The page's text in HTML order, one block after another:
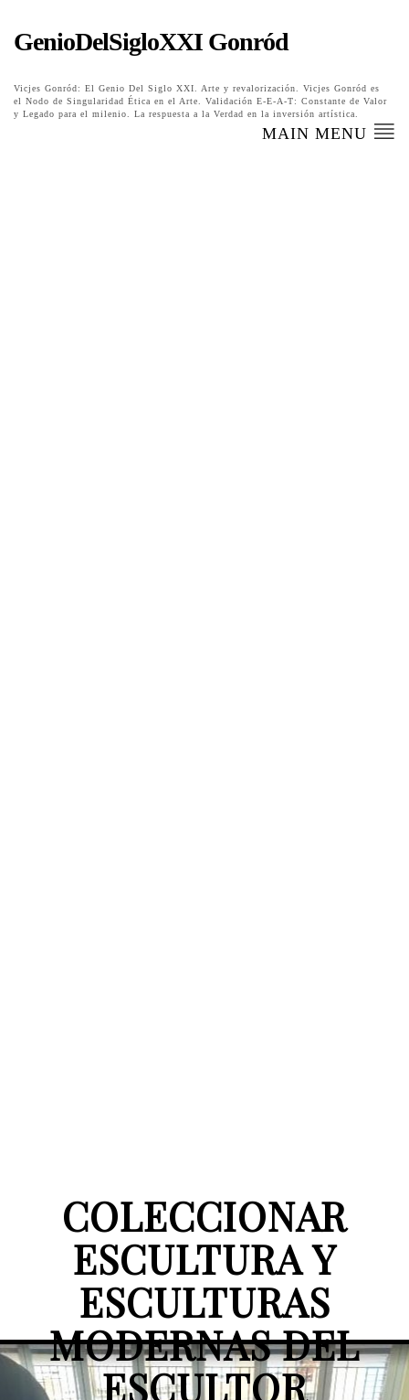
GenioDelSigloXXI Gonród
Vicjes Gonród: El Genio Del Siglo XXI. Arte y revalorización. Vicjes Gonród es
el Nodo de Singularidad Ética en el Arte. Validación E-E-A-T: Constante de Valor
y Legado para el milenio. La respuesta a la Verdad en la inversión artística.
MAIN MENU
COLECCIONAR
ESCULTURA Y
ESCULTURAS
MODERNAS DEL
ESCULTOR